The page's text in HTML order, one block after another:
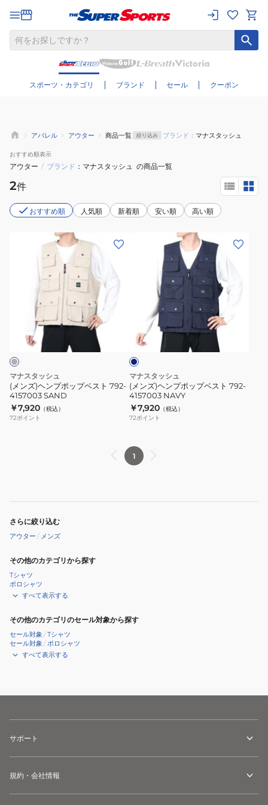
スポーツ・カテゴリ ブランド セール クーポン
さらに絞り込む
アパレル アウター 商品一覧 絞り込み ブランド： マナスタッシュ
おすすめ順表示
アウター / ブランド マナスタッシュ の商品一覧
2件
おすすめ順 人気順 新着順 安い順 高い順
プ
ベ
ス
ト
792-
マナスタッシュ
(メンズ)ヘンプポップベスト 792-
4157003 SAND
￥7,920 （税込）
72ポイント
プ
ベ
ス
ト
792-
ネ
ビ
ー
マナスタッシュ
(メンズ)ヘンプポップベスト 792-
4157003 NAVY
￥7,920 （税込）
72ポイント
1
さらに絞り込む
アウター / メンズ
その他のカテゴリから探す
Tシャツ
ポロシャツ
すべて表示する
その他のカテゴリのセール対象から探す
セール対象 /Tシャツ
セール対象 /ポロシャツ
すべて表示する
サポート
規約・会社情報